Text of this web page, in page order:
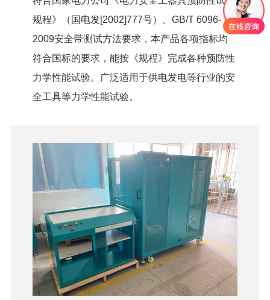
规程》（国电发[2002]777号）、GB/T 6096-
2009安全带测试方法要求，本产品各项指标均
符合国标的要求，能按《规程》完成各种预防性
力学性能试验。广泛适用于供电发电等行业的安
全工具等力学性能试验。